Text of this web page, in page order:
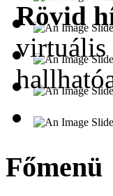
Rövid
virtuális
Főmenü